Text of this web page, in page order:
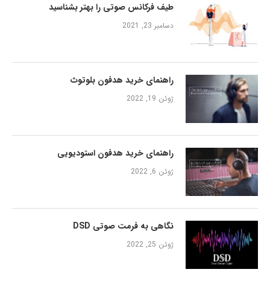
طیف فرکانس صوتی را بهتر بشناسید
دسامبر 23, 2021
راهنمای خرید هدفون بلوتوث
ژوئن 19, 2022
راهنمای خرید هدفون استودیویی
ژوئن 6, 2022
نگاهی به فرمت صوتی DSD
ژوئن 25, 2022